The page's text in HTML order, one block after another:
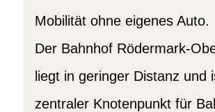
Mobilität ohne eigenes Auto.
Der Bahnhof Rödermark-
liegt in geringer Distanz und
zentraler Knotenpunkt für